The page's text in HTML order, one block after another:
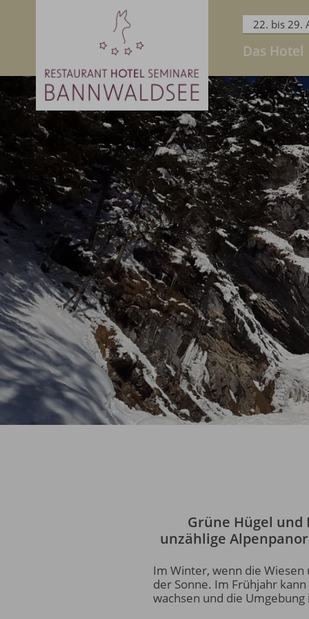
22. bis 29.
Das Hotel
Grüne Hügel und
unzählige
Im Winter, wenn die
der Sonne. Im Frühjahr
wachsen und die